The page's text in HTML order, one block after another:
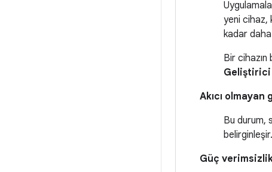
yeni cihaz,
kadar daha
Bir cihazın
Geliştirici
Akıcı olmayan
Bu durum,
Güç